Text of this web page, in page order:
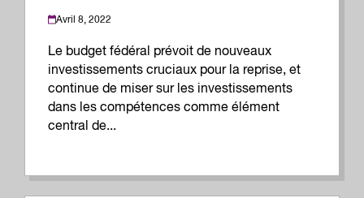
Avril 8, 2022
Le budget fédéral prévoit de nouveaux
investissements cruciaux pour la reprise, et
continue de miser sur les investissements
dans les compétences comme élément
central de...